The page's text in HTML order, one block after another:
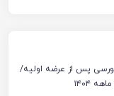
پس از عرضه اولیه/